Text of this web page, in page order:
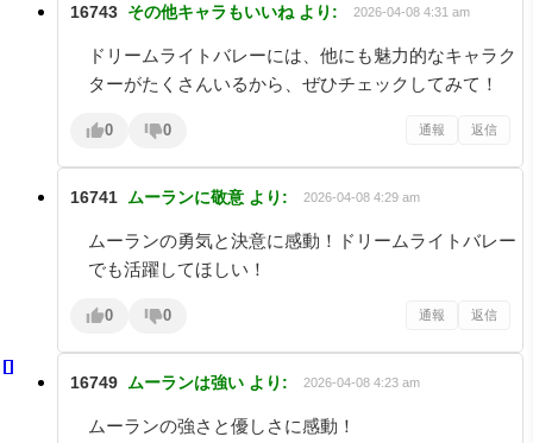
16743 その他キャラもいいね より: 2026-04-08 4:31 am
ドリームライトバレーには、他にも魅力的なキャラク
ターがたくさんいるから、ぜひチェックしてみて！
0 0 通報 返信
16741 ムーランに敬意 より: 2026-04-08 4:29 am
ムーランの勇気と決意に感動！ドリームライトバレー
でも活躍してほしい！
0 0 通報 返信
16749 ムーランは強い より: 2026-04-08 4:23 am
ムーランの強さと優しさに感動！